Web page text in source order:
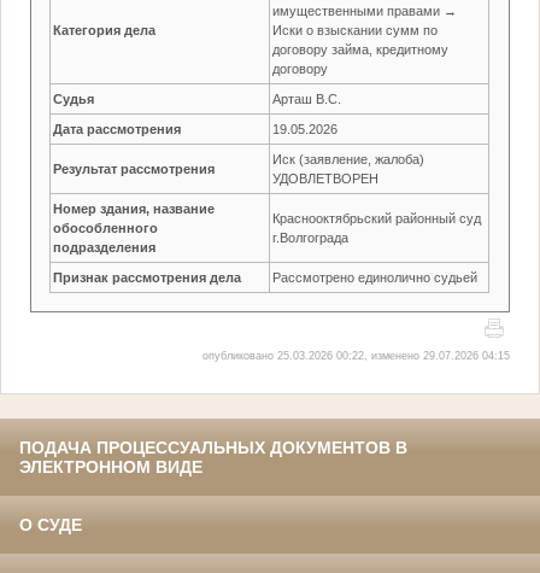
Категория дела
имущественными правами →
Иски о взыскании сумм по
договору займа, кредитному
договору
Судья Арташ В.С.
Дата рассмотрения 19.05.2026
Результат рассмотрения
Иск (заявление, жалоба)
УДОВЛЕТВОРЕН
Номер здания, название
обособленного
подразделения
Краснооктябрьский районный суд
г.Волгограда
Признак рассмотрения дела Рассмотрено единолично судьей
опубликовано 25.03.2026 00:22, изменено 29.07.2026 04:15
ПОДАЧА ПРОЦЕССУАЛЬНЫХ ДОКУМЕНТОВ В
ЭЛЕКТРОННОМ ВИДЕ
О СУДЕ